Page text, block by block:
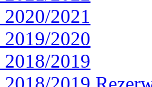
2020/2021
2019/2020
2018/2019